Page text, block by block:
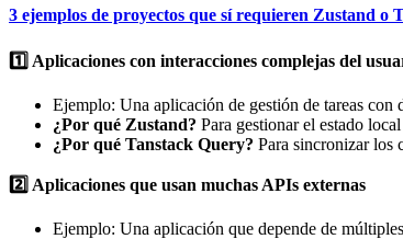
3 ejemplos de proyectos que sí requieren Zustand o
1️⃣ Aplicaciones con interacciones complejas del
Ejemplo: Una aplicación de gestión de tareas con
¿Por qué Zustand? Para gestionar el estado
¿Por qué Tanstack Query? Para sincronizar los
2️⃣ Aplicaciones que usan muchas APIs externas
Ejemplo: Una aplicación que depende de